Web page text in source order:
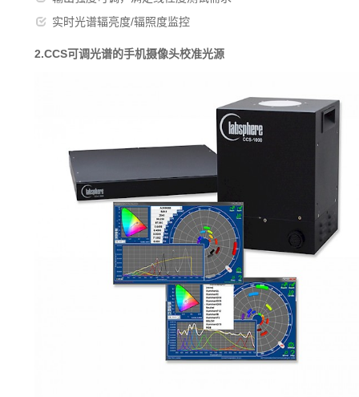
实时光谱辐亮度/辐照度监控
2.CCS可调光谱的手机摄像头校准光源